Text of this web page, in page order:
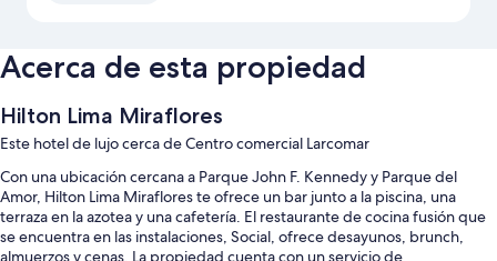
Acerca de esta propiedad
Hilton Lima Miraflores
Este hotel de lujo cerca de Centro comercial Larcomar
Con una ubicación cercana a Parque John F. Kennedy y Parque del
Amor, Hilton Lima Miraflores te ofrece un bar junto a la piscina, una
terraza en la azotea y una cafetería. El restaurante de cocina fusión que
se encuentra en las instalaciones, Social, ofrece desayunos, brunch,
almuerzos y cenas. La propiedad cuenta con un servicio de